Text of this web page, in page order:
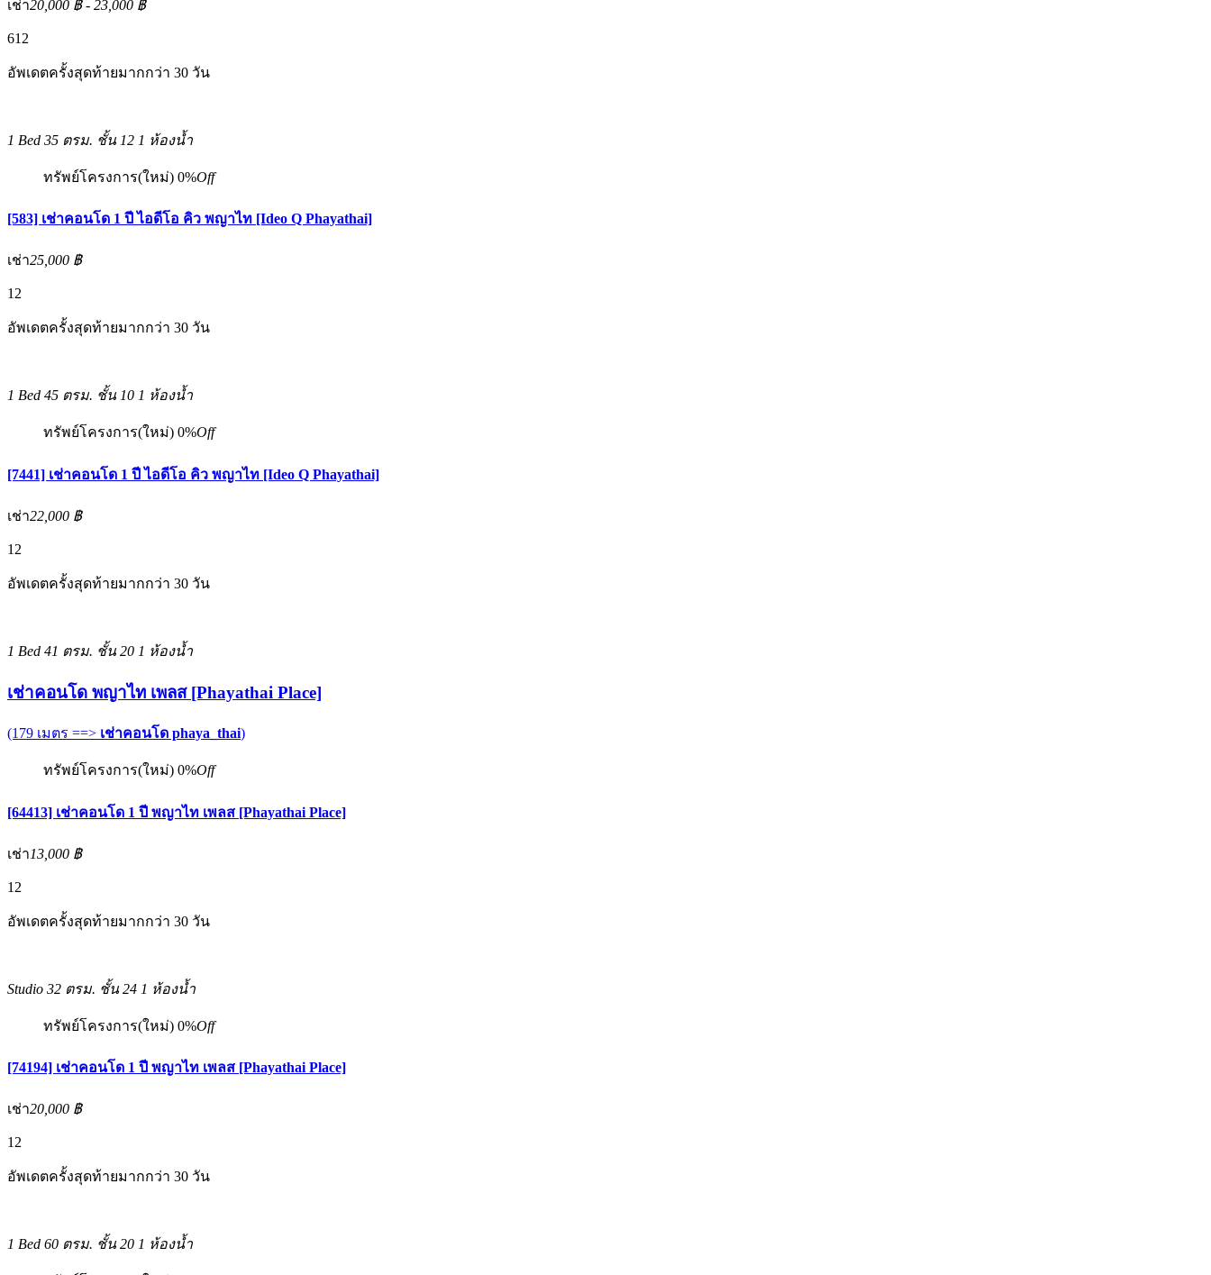
เช่า20,000 ฿ - 23,000 ฿
612
อัพเดตครั้งสุดท้ายมากกว่า 30 วัน
1 Bed 35 ตรม. ชั้น 12 1 ห้องน้ำ
ทรัพย์โครงการ(ใหม่) 0%Off
[583] เช่าคอนโด 1 ปี ไอดีโอ คิว พญาไท [Ideo Q Phayathai]
เช่า25,000 ฿
12
อัพเดตครั้งสุดท้ายมากกว่า 30 วัน
1 Bed 45 ตรม. ชั้น 10 1 ห้องน้ำ
ทรัพย์โครงการ(ใหม่) 0%Off
[7441] เช่าคอนโด 1 ปี ไอดีโอ คิว พญาไท [Ideo Q Phayathai]
เช่า22,000 ฿
12
อัพเดตครั้งสุดท้ายมากกว่า 30 วัน
1 Bed 41 ตรม. ชั้น 20 1 ห้องน้ำ
เช่าคอนโด พญาไท เพลส [Phayathai Place]
(179 เมตร ==> เช่าคอนโด phaya_thai)
ทรัพย์โครงการ(ใหม่) 0%Off
[64413] เช่าคอนโด 1 ปี พญาไท เพลส [Phayathai Place]
เช่า13,000 ฿
12
อัพเดตครั้งสุดท้ายมากกว่า 30 วัน
Studio 32 ตรม. ชั้น 24 1 ห้องน้ำ
ทรัพย์โครงการ(ใหม่) 0%Off
[74194] เช่าคอนโด 1 ปี พญาไท เพลส [Phayathai Place]
เช่า20,000 ฿
12
อัพเดตครั้งสุดท้ายมากกว่า 30 วัน
1 Bed 60 ตรม. ชั้น 20 1 ห้องน้ำ